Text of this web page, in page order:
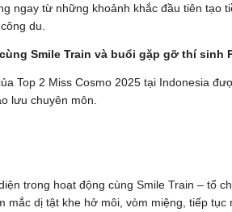
ngay từ những khoảnh khắc đầu tiên tạo
du.
Smile Train và buổi gặp gỡ thí sinh
Top 2 Miss Cosmo 2025 tại Indonesia
lưu chuyên môn.
trong hoạt động cùng Smile Train – tổ
mắc dị tật khe hở môi, vòm miệng, tiếp tục